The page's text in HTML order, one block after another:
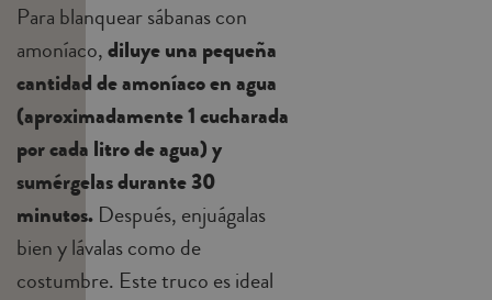
Para blanquear sábanas con
amoníaco,diluye una pequeña
cantidad de amoníaco en agua
(aproximadamente 1 cucharada
por cada litro de agua) y
sumérgelas durante 30
minutos. Después, enjuágalas
bien y lávalas como de
costumbre. Este truco es ideal